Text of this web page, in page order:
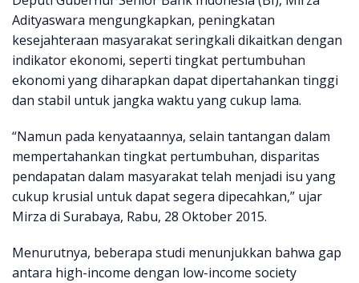
Adityaswara mengungkapkan, peningkatan
kesejahteraan masyarakat seringkali dikaitkan dengan
indikator ekonomi, seperti tingkat pertumbuhan
ekonomi yang diharapkan dapat dipertahankan tinggi
dan stabil untuk jangka waktu yang cukup lama.
“Namun pada kenyataannya, selain tantangan dalam
mempertahankan tingkat pertumbuhan, disparitas
pendapatan dalam masyarakat telah menjadi isu yang
cukup krusial untuk dapat segera dipecahkan,” ujar
Mirza di Surabaya, Rabu, 28 Oktober 2015.
Menurutnya, beberapa studi menunjukkan bahwa gap
antara high-income dengan low-income society